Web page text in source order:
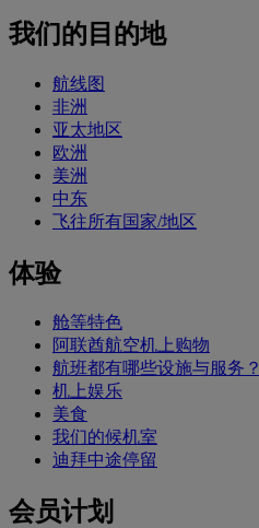
我们的目的地
航线图
非洲
亚太地区
欧洲
美洲
中东
飞往所有国家/地区
体验
舱等特色
阿联酋航空机上购物
航班都有哪些设施与服务？
机上娱乐
美食
我们的候机室
迪拜中途停留
会员计划